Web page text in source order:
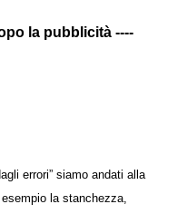
errori” siamo andati alla